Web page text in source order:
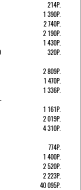
214Р.
1 390Р.
2 740Р.
2 190Р.
1 430Р.
320Р.
2 809Р.
1 470Р.
1 336Р.
1 161Р.
2 019Р.
4 310Р.
774Р.
1 400Р.
2 520Р.
2 223Р.
40 095Р.